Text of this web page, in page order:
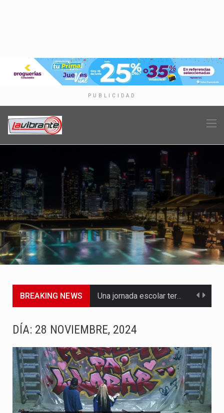
PUBLICIDAD
BREAKING NEWS Una jornada escolar terminó en tragedia este viernes 7 de…
Abelardo de la Espriella asumió este viernes 7 de agosto…
La llegada de Álvaro Uribe Vélez a la ceremonia de…
Con una salva de 21 cañonazos se cumplieron los honores…
DÍA: 28 NOVIEMBRE, 2024